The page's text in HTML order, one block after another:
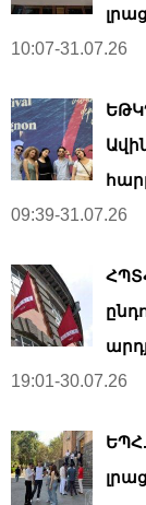
10:07-31.07.26
09:39-31.07.26
19:01-30.07.26